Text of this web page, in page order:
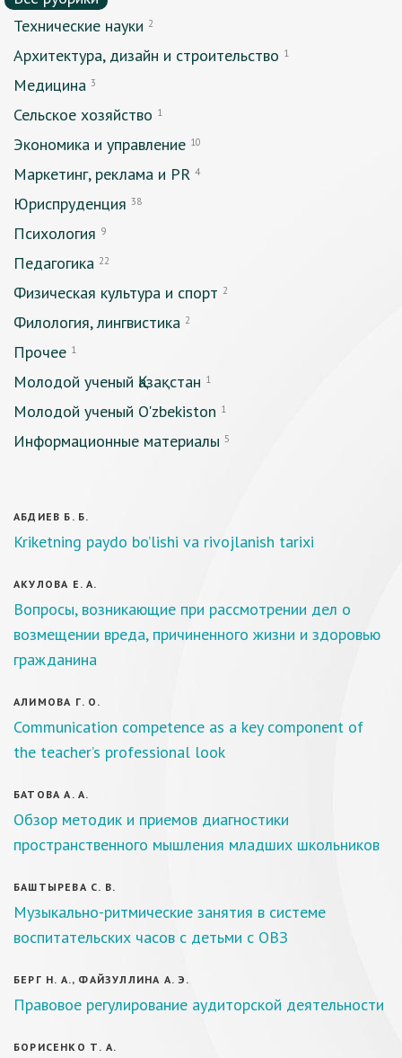
Технические науки 2
Архитектура, дизайн и строительство 1
Медицина 3
Сельское хозяйство 1
Экономика и управление 10
Маркетинг, реклама и PR 4
Юриспруденция 38
Психология 9
Педагогика 22
Физическая культура и спорт 2
Филология, лингвистика 2
Прочее 1
Молодой ученый Қазақстан 1
Молодой ученый O'zbekiston 1
Информационные материалы 5
АБДИЕВ Б. Б.
Kriketning paydo bo’lishi va rivojlanish tarixi
АКУЛОВА Е. А.
Вопросы, возникающие при рассмотрении дел о
возмещении вреда, причиненного жизни и здоровью
гражданина
АЛИМОВА Г. О.
Communication competence as a key component of
the teacher’s professional look
БАТОВА А. А.
Обзор методик и приемов диагностики
пространственного мышления младших школьников
БАШТЫРЕВА С. В.
Музыкально-ритмические занятия в системе
воспитательских часов с детьми с ОВЗ
БЕРГ Н. А., ФАЙЗУЛЛИНА А. Э.
Правовое регулирование аудиторской деятельности
БОРИСЕНКО Т. А.